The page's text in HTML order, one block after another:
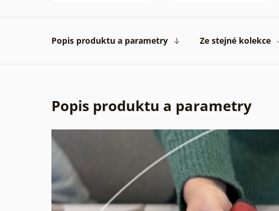
Popis produktu a parametry Ze stejné kolekce
Popis produktu a parametry